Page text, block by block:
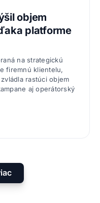
objem
platforme
na strategickú
firemnú klientelu,
rastúci objem
aj operátorský